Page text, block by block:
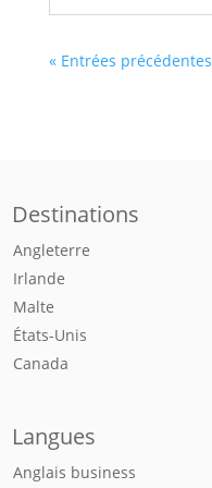
« Entrées précédentes
Destinations
Angleterre
Irlande
Malte
États-Unis
Canada
Langues
Anglais business